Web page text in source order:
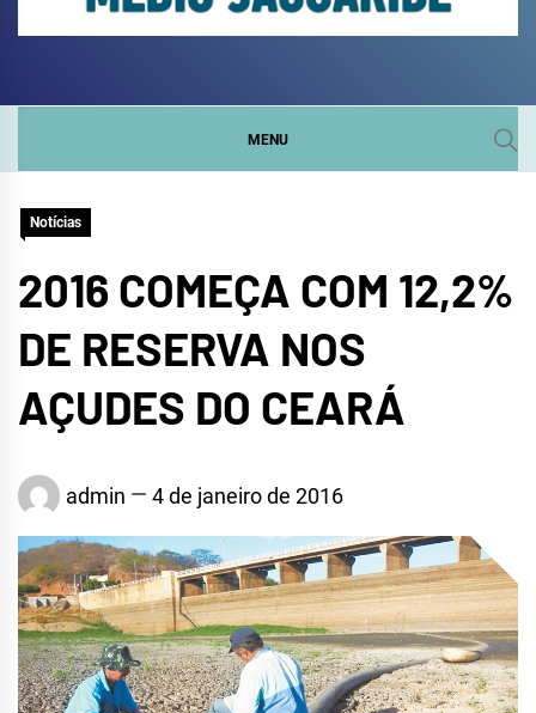
HIDROGRÁFICA DO
MÉDIO JAGUARIBE
MENU
Notícias
2016 COMEÇA COM 12,2%
DE RESERVA NOS
AÇUDES DO CEARÁ
admin 4 de janeiro de 2016